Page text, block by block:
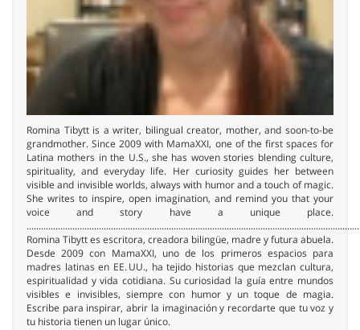
Romina Tibytt is a writer, bilingual creator, mother, and soon-to-be
grandmother. Since 2009 with MamaXXI, one of the first spaces for
Latina mothers in the U.S., she has woven stories blending culture,
spirituality, and everyday life. Her curiosity guides her between
visible and invisible worlds, always with humor and a touch of magic.
She writes to inspire, open imagination, and remind you that your
voice and story have a unique place.
Romina Tibytt es escritora, creadora bilingüe, madre y futura abuela.
Desde 2009 con MamaXXI, uno de los primeros espacios para
madres latinas en EE. UU., ha tejido historias que mezclan cultura,
espiritualidad y vida cotidiana. Su curiosidad la guía entre mundos
visibles e invisibles, siempre con humor y un toque de magia.
Escribe para inspirar, abrir la imaginación y recordarte que tu voz y
tu historia tienen un lugar único.